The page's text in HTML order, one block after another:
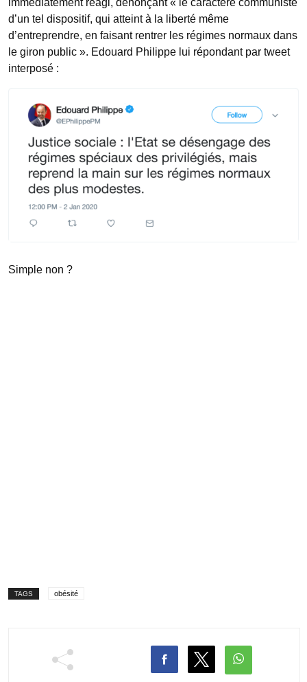
immédiatement réagi, dénonçant « le caractère communiste
d’un tel dispositif, qui atteint à la liberté même
d’entreprendre, en faisant rentrer les régimes normaux dans
le giron public ». Edouard Philippe lui répondant par tweet
interposé :
Simple non ?
TAGS obésité